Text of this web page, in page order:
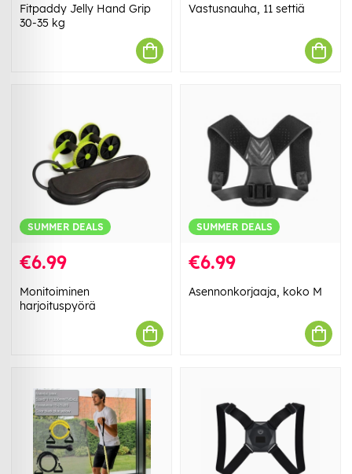
Fitpaddy Jelly Hand Grip
30-35 kg
Vastusnauha, 11 settiä
SUMMER DEALS
€6.99
Monitoiminen
harjoituspyörä
SUMMER DEALS
€6.99
Asennonkorjaaja, koko M